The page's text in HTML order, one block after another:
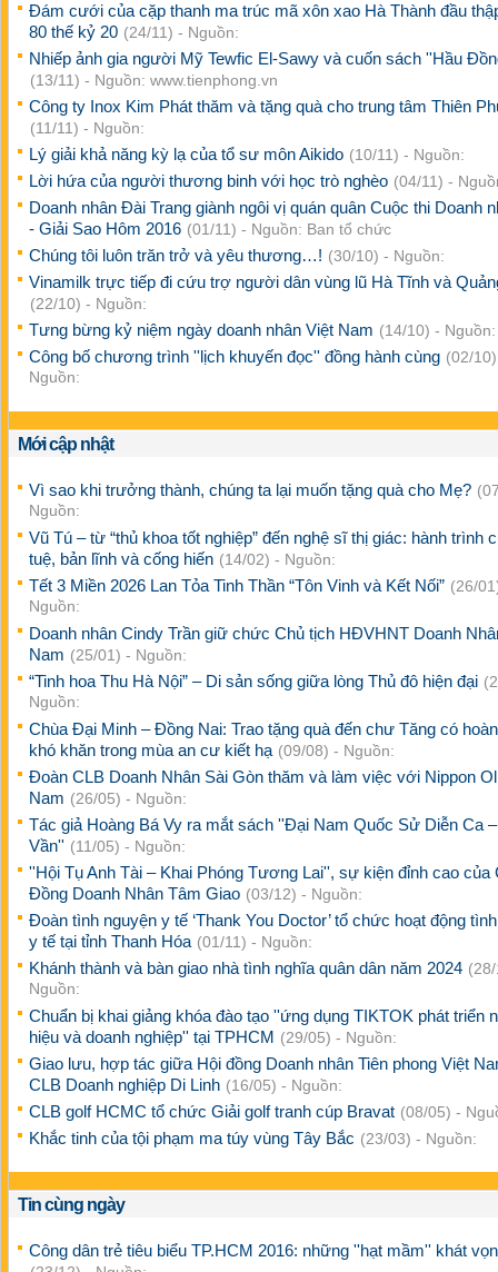
Đám cưới của cặp thanh ma trúc mã xôn xao Hà Thành đầu
80 thế kỷ 20 (24/11) - Nguồn:
Nhiếp ảnh gia người Mỹ Tewfic El-Sawy và cuốn sách ''Hầu
(13/11) - Nguồn: www.tienphong.vn
Công ty Inox Kim Phát thăm và tặng quà cho trung tâm Thiên
(11/11) - Nguồn:
Lý giải khả năng kỳ lạ của tổ sư môn Aikido (10/11) - Nguồn:
Lời hứa của người thương binh với học trò nghèo (04/11) -
Doanh nhân Đài Trang giành ngôi vị quán quân Cuộc thi Doanh
- Giải Sao Hôm 2016 (01/11) - Nguồn: Ban tổ chức
Chúng tôi luôn trăn trở và yêu thương…! (30/10) - Nguồn:
Vinamilk trực tiếp đi cứu trợ người dân vùng lũ Hà Tĩnh và
(22/10) - Nguồn:
Tưng bừng kỷ niệm ngày doanh nhân Việt Nam (14/10) - Nguồn:
Công bố chương trình ''lịch khuyến đọc'' đồng hành cùng (02/
Nguồn:
Mới cập nhật
Vì sao khi trưởng thành, chúng ta lại muốn tặng quà cho Mẹ?
Nguồn:
Vũ Tú – từ “thủ khoa tốt nghiệp” đến nghệ sĩ thị giác: hành trình
tuệ, bản lĩnh và cống hiến (14/02) - Nguồn:
Tết 3 Miền 2026 Lan Tỏa Tinh Thần “Tôn Vinh và Kết Nối” (26/
Nguồn:
Doanh nhân Cindy Trần giữ chức Chủ tịch HĐVHNT Doanh
Nam (25/01) - Nguồn:
“Tinh hoa Thu Hà Nội” – Di sản sống giữa lòng Thủ đô hiện đại
Nguồn:
Chùa Đại Minh – Đồng Nai: Trao tặng quà đến chư Tăng có
khó khăn trong mùa an cư kiết hạ (09/08) - Nguồn:
Đoàn CLB Doanh Nhân Sài Gòn thăm và làm việc với Nippon
Nam (26/05) - Nguồn:
Tác giả Hoàng Bá Vy ra mắt sách ''Đại Nam Quốc Sử Diễn Ca
Vần'' (11/05) - Nguồn:
''Hội Tụ Anh Tài – Khai Phóng Tương Lai'', sự kiện đỉnh cao của
Đồng Doanh Nhân Tâm Giao (03/12) - Nguồn:
Đoàn tình nguyện y tế ‘Thank You Doctor’ tổ chức hoạt động
y tế tại tỉnh Thanh Hóa (01/11) - Nguồn:
Khánh thành và bàn giao nhà tình nghĩa quân dân năm 2024
Nguồn:
Chuẩn bị khai giảng khóa đào tạo ''ứng dụng TIKTOK phát triển
hiệu và doanh nghiệp'' tại TPHCM (29/05) - Nguồn:
Giao lưu, hợp tác giữa Hội đồng Doanh nhân Tiên phong Việt
CLB Doanh nghiệp Di Linh (16/05) - Nguồn:
CLB golf HCMC tổ chức Giải golf tranh cúp Bravat (08/05) -
Khắc tinh của tội phạm ma túy vùng Tây Bắc (23/03) - Nguồn:
Tin cùng ngày
Công dân trẻ tiêu biểu TP.HCM 2016: những ''hạt mầm'' khát